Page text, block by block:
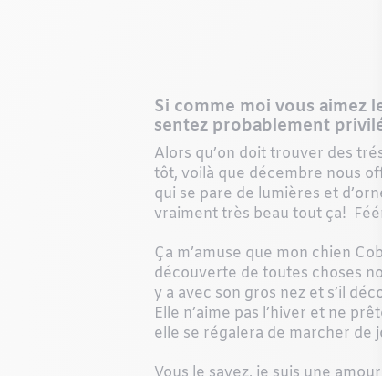
Si comme moi vous aimez
sentez probablement
Alors qu’on doit trouver des
tôt, voilà que décembre nous
qui se pare de lumières et
vraiment très beau tout ça!
Ça m’amuse que mon chien
découverte de toutes choses
y a avec son gros nez et s’il
Elle n’aime pas l’hiver et ne
elle se régalera de marcher de